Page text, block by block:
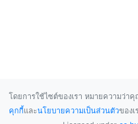
โดยการใช้ไซต์ของเรา หมายความว่า
คุกกี้และนโยบายความเป็นส่วนตัวของเ